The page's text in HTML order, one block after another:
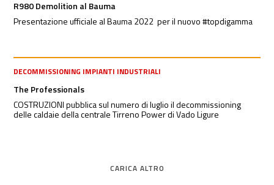
R980 Demolition al Bauma
Presentazione ufficiale al Bauma 2022 per il nuovo #topdigamma
DECOMMISSIONING IMPIANTI INDUSTRIALI
The Professionals
COSTRUZIONI pubblica sul numero di luglio il decommissioning
delle caldaie della centrale Tirreno Power di Vado Ligure
CARICA ALTRO